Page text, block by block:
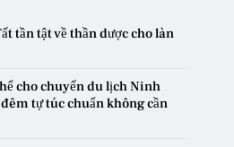
tần tật về thần dược cho làn
cho chuyến du lịch Ninh
tự túc chuẩn không cần